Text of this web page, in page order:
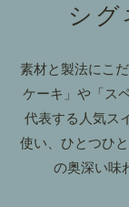
シ
素材と製法にこ
ケーキ」や「ス
代表する人気ス
使い、ひとつひ
の奥深い味